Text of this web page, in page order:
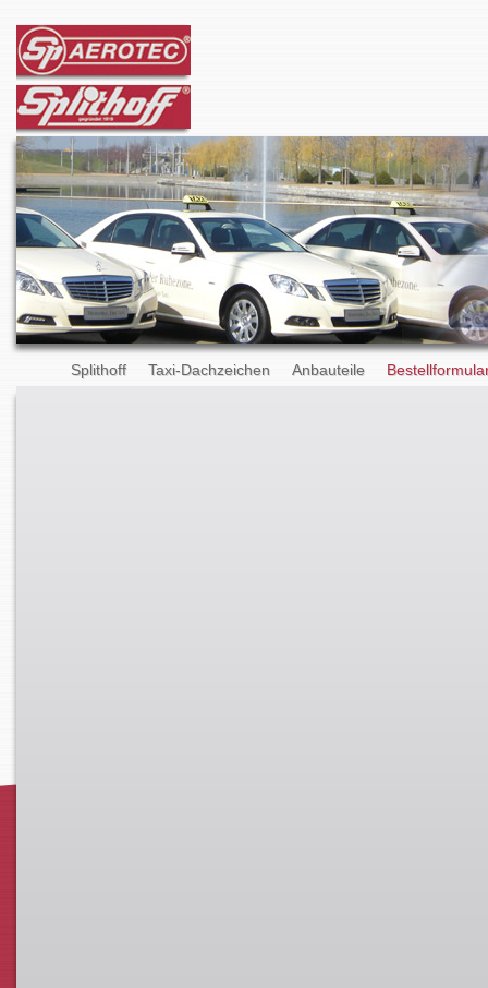
Splithoff Taxi-Dachzeichen Anbauteile